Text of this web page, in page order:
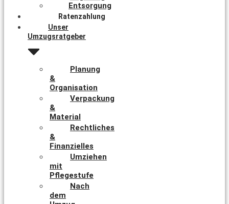
Entsorgung
Ratenzahlung
Unser
Umzugsratgeber
Planung
&
Organisation
Verpackung
&
Material
Rechtliches
&
Finanzielles
Umziehen
mit
Pflegestufe
Nach
dem